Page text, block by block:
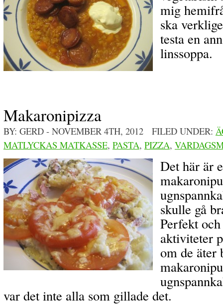
mig
ska
testa en
linssoppa.
Makaronipizza
BY: GERD - NOVEMBER 4TH, 2012 FILED UNDER:
MATLYCKAS MATKASSE, PASTA, PIZZA,
Det här är
skulle gå
Perfekt
aktiviteter
om de äter
var det inte alla som gillade det.